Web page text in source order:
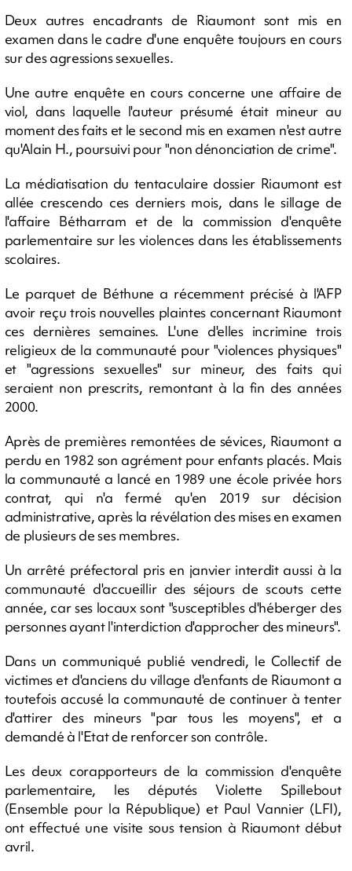
Deux autres encadrants de Riaumont sont mis en
examen dans le cadre d'une enquête toujours en cours
sur des agressions sexuelles.
Une autre enquête en cours concerne une affaire de
viol, dans laquelle l'auteur présumé était mineur au
moment des faits et le second mis en examen n'est autre
qu'Alain H., poursuivi pour "non dénonciation de crime".
La médiatisation du tentaculaire dossier Riaumont est
allée crescendo ces derniers mois, dans le sillage de
l'affaire Bétharram et de la commission d'enquête
parlementaire sur les violences dans les établissements
scolaires.
Le parquet de Béthune a récemment précisé à l'AFP
avoir reçu trois nouvelles plaintes concernant Riaumont
ces dernières semaines. L'une d'elles incrimine trois
religieux de la communauté pour "violences physiques"
et "agressions sexuelles" sur mineur, des faits qui
seraient non prescrits, remontant à la fin des années
2000.
Après de premières remontées de sévices, Riaumont a
perdu en 1982 son agrément pour enfants placés. Mais
la communauté a lancé en 1989 une école privée hors
contrat, qui n'a fermé qu'en 2019 sur décision
administrative, après la révélation des mises en examen
de plusieurs de ses membres.
Un arrêté préfectoral pris en janvier interdit aussi à la
communauté d'accueillir des séjours de scouts cette
année, car ses locaux sont "susceptibles d'héberger des
personnes ayant l'interdiction d'approcher des mineurs".
Dans un communiqué publié vendredi, le Collectif de
victimes et d'anciens du village d'enfants de Riaumont a
toutefois accusé la communauté de continuer à tenter
d'attirer des mineurs "par tous les moyens", et a
demandé à l'Etat de renforcer son contrôle.
Les deux corapporteurs de la commission d'enquête
parlementaire, les députés Violette Spillebout
(Ensemble pour la République) et Paul Vannier (LFI),
ont effectué une visite sous tension à Riaumont début
avril.